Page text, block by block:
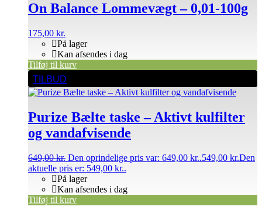
On Balance Lommevægt – 0,01-100g
175,00 kr.
På lager
Kan afsendes i dag
Tilføj til kurv
TILBUD
Purize Bælte taske – Aktivt kulfilter
og vandafvisende
649,00kr. Den oprindelige pris var: 649,00 kr..549,00 kr.Den
aktuelle pris er: 549,00 kr..
På lager
Kan afsendes i dag
Tilføj til kurv